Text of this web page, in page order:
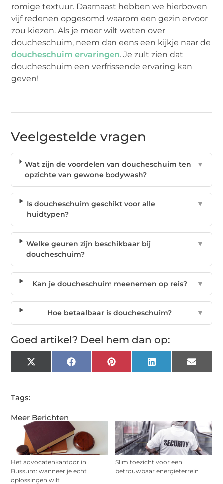
Meer Berichten
Het advocatenkantoor in
Bussum: wanneer je echt
oplossingen wilt
Slim toezicht voor een
betrouwbaar energieterrein
romige textuur. Daarnaast hebben we hierboven
vijf redenen opgesomd waarom een gezin ervoor
zou kiezen. Als je meer wilt weten over
doucheschuim, neem dan eens een kijkje naar de
doucheschuim ervaringen. Je zult zien dat
doucheschuim een verfrissende ervaring kan
geven!
Veelgestelde vragen
Wat zijn de voordelen van doucheschuim ten
opzichte van gewone bodywash?
▼
Is doucheschuim geschikt voor alle
huidtypen?
▼
Welke geuren zijn beschikbaar bij
doucheschuim?
▼
Kan je doucheschuim meenemen op reis? ▼
Hoe betaalbaar is doucheschuim? ▼
Goed artikel? Deel hem dan op:
X
(Twitter)
Facebook Pinterest LinkedIn Email
Tags: